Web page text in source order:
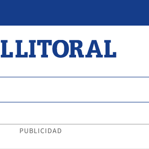
PUBLICIDAD